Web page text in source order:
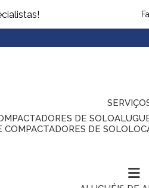
DE SOLO
COMPACTADORES DE SOLO